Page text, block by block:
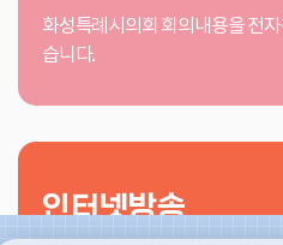
화성특례시의회 회의내용을 전
습니다.
인터넷방송